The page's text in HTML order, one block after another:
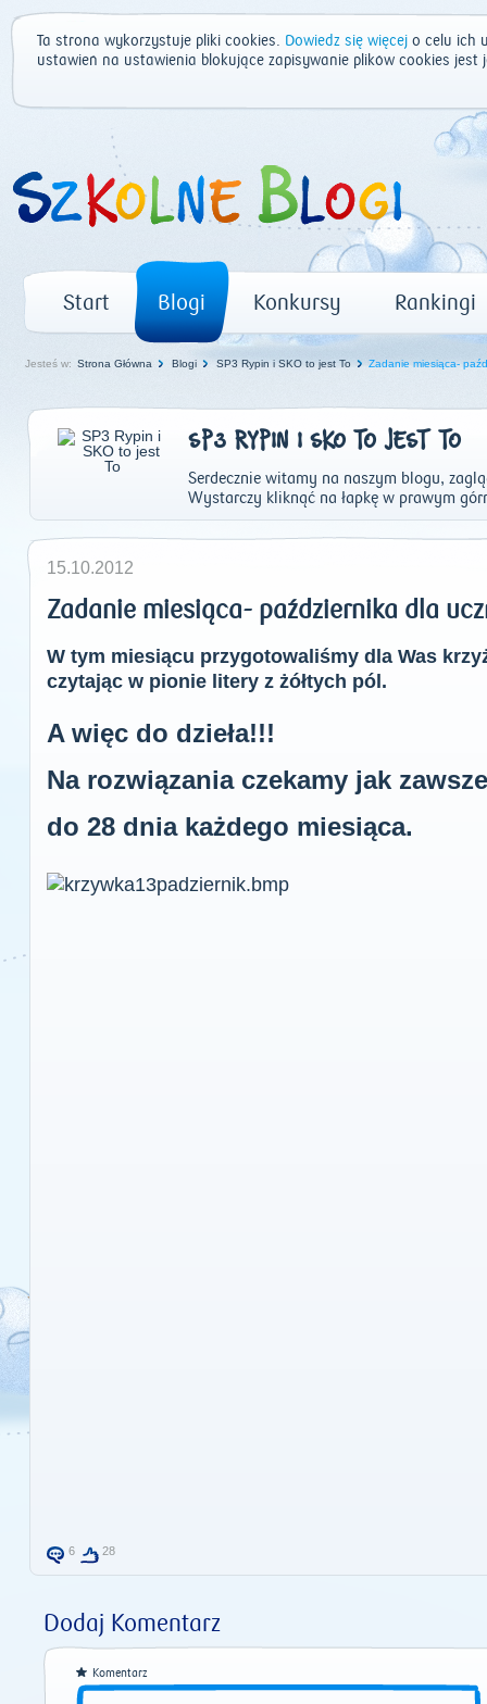
Ta strona wykorzystuje pliki cookies. Dowiedz się więcej o celu ich
ustawień na ustawienia blokujące zapisywanie plików cookies
Start Blogi Konkursy Rankingi
Jesteś w: Strona Główna Blogi SP3 Rypin i SKO to jest To Zadanie miesiąca-
SP3 RYPIN I SKO TO JEST TO
Serdecznie witamy na naszym blogu,
Wystarczy kliknąć na łapkę w prawym
15.10.2012
Zadanie miesiąca- października dla
W tym miesiącu przygotowaliśmy dla Was
czytając w pionie litery z żółtych pól.
A więc do dzieła!!!
Na rozwiązania czekamy jak zawsze
do 28 dnia każdego miesiąca.
6 28
Dodaj Komentarz
Komentarz